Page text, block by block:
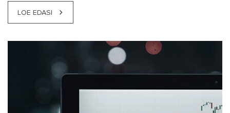
LOE EDASI